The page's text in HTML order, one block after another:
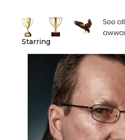
Starring